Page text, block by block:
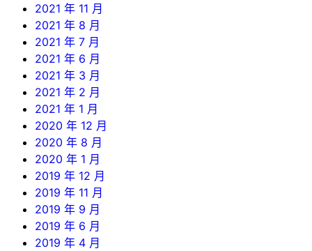
2021 年 11 月
2021 年 8 月
2021 年 7 月
2021 年 6 月
2021 年 3 月
2021 年 2 月
2021 年 1 月
2020 年 12 月
2020 年 8 月
2020 年 1 月
2019 年 12 月
2019 年 11 月
2019 年 9 月
2019 年 6 月
2019 年 4 月